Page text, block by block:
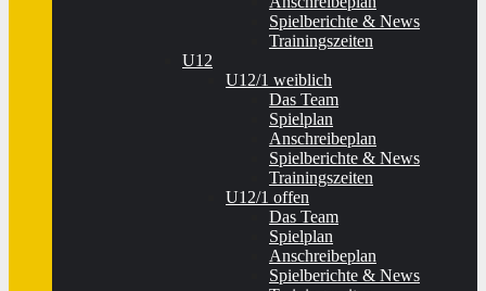
Spielberichte & News
Trainingszeiten
U12
U12/1 weiblich
Das Team
Spielplan
Anschreibeplan
Spielberichte & News
Trainingszeiten
U12/1 offen
Das Team
Spielplan
Anschreibeplan
Spielberichte & News